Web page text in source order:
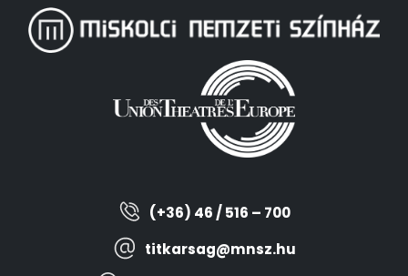
(+36) 46 / 516 – 700
titkarsag@mnsz.hu